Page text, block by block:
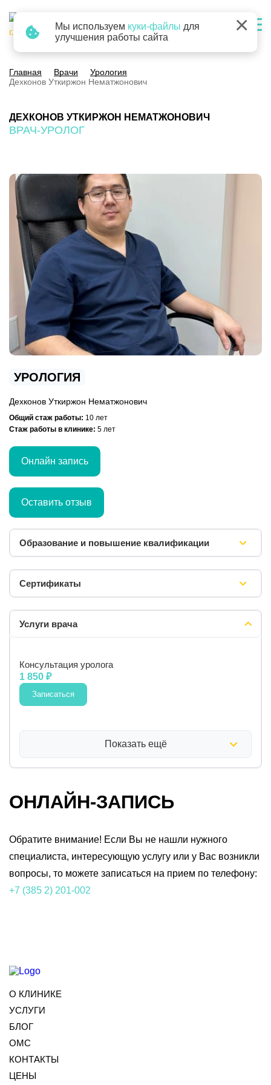
г. Барнаул
Главная Врачи
Урология
Дехконов Уткиржон Нематжонович
ДЕХКОНОВ УТКИРЖОН НЕМАТЖОНОВИЧ
ВРАЧ-УРОЛОГ
Образование и повышение квалификации
Сертификаты
Услуги врача
Консультация уролога
1 850 ₽
Записаться
Показать ещё
УРОЛОГИЯ
Дехконов Уткиржон Нематжонович
Общий стаж работы: 10 лет
Стаж работы в клинике: 5 лет
Онлайн запись
Оставить отзыв
ОНЛАЙН-ЗАПИСЬ
Обратите внимание! Если Вы не нашли нужного
специалиста, интересующую услугу или у Вас возникли
вопросы, то можете записаться на прием по телефону:
+7 (385 2) 201-002
О КЛИНИКЕ
УСЛУГИ
БЛОГ
ОМС
КОНТАКТЫ
ЦЕНЫ
Мы используем куки-файлы для
улучшения работы сайта
×